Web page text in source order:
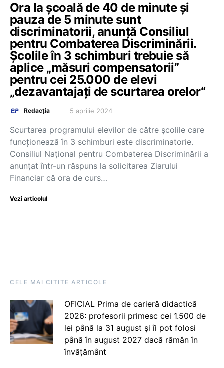
Ora la școală de 40 de minute şi
pauza de 5 minute sunt
discriminatorii, anunță Consiliul
pentru Combaterea Discriminării.
Școlile în 3 schimburi trebuie să
aplice „măsuri compensatorii”
pentru cei 25.000 de elevi
„dezavantajați de scurtarea orelor“
Redacția 5 aprilie 2024
Scurtarea programului elevilor de către școlile care
funcționează în 3 schimburi este discriminatorie.
Consiliul Național pentru Combaterea Discriminării a
anunțat într-un răspuns la solicitarea Ziarului
Financiar că ora de curs…
Vezi articolul
CELE MAI CITITE ARTICOLE
OFICIAL Prima de carieră didactică
2026: profesorii primesc cei 1.500 de
lei până la 31 august și îi pot folosi
până în august 2027 dacă rămân în
învățământ